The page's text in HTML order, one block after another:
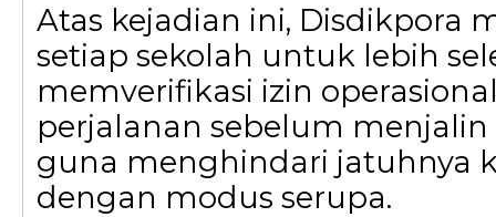
Atas kejadian ini, Disdikpora
setiap sekolah untuk lebih
memverifikasi izin
perjalanan sebelum menjalin
guna menghindari jatuhnya
dengan modus serupa.